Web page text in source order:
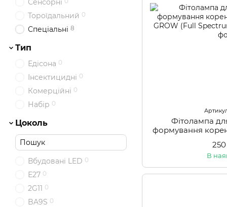
Фітолампа
формування
В
Сенсорні
Тороїдальний 0
Спеціальні 8
Тип
Едісона 0
Інсектицидні 0
Комерційні 0
Набір 0
Цоколь
Вбудовані LED 0
Е27 0
2G11 0
BA9S 0